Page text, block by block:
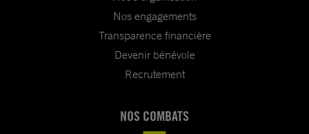
Nos engagements
Transparence financière
Devenir bénévole
Recrutement
NOS COMBATS